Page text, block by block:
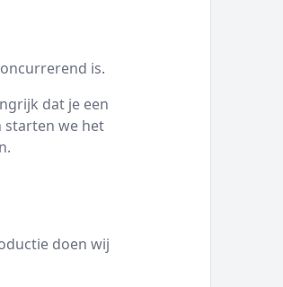
is.
dat je een
starten we het
doen wij